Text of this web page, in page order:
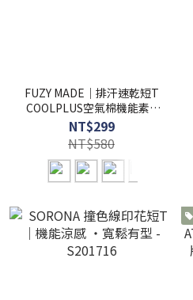
FUZY MADE｜排汗速乾短T
COOLPLUS空氣棉機能素T
MIT台灣製 - S201647
NT$299
NT$580